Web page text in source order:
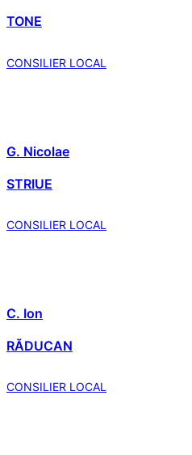
TONE
CONSILIER LOCAL
G. Nicolae
STRIUE
CONSILIER LOCAL
C. Ion
RĂDUCAN
CONSILIER LOCAL